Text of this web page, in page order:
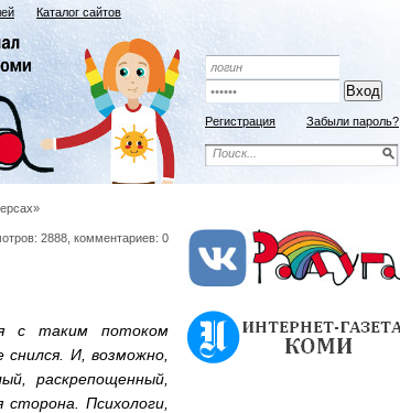
Каталог сайтов
Регистрация Забыли пароль?
2888, комментариев: 0
с таким потоком
И, возможно,
раскрепощенный,
Психологи,